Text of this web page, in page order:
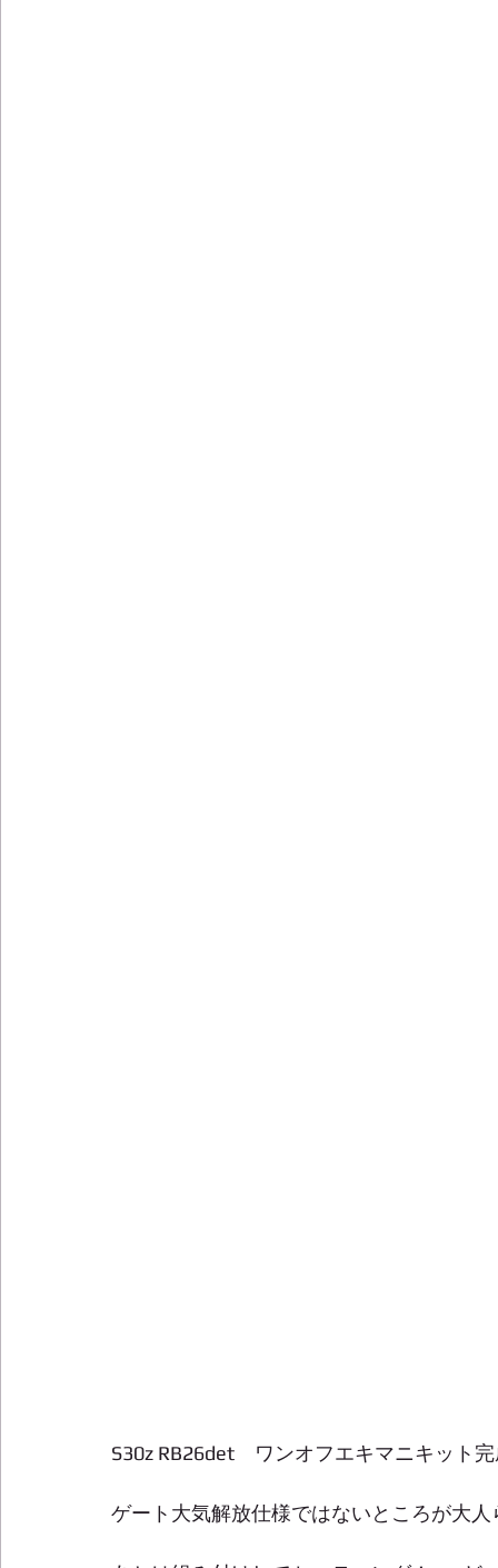
S30z RB26det　ワンオフエキマニキット
ゲート大気解放仕様ではないところが大